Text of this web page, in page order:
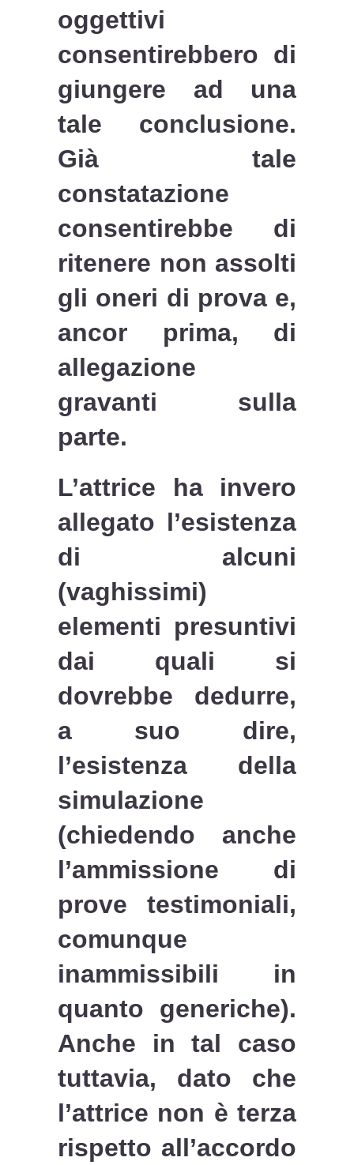
oggettivi
consentirebbero di
giungere ad una
tale conclusione.
Già tale
constatazione
consentirebbe di
ritenere non assolti
gli oneri di prova e,
ancor prima, di
allegazione
gravanti sulla
parte.
L’attrice ha invero
allegato l’esistenza
di alcuni
(vaghissimi)
elementi presuntivi
dai quali si
dovrebbe dedurre,
a suo dire,
l’esistenza della
simulazione
(chiedendo anche
l’ammissione di
prove testimoniali,
comunque
inammissibili in
quanto generiche).
Anche in tal caso
tuttavia, dato che
l’attrice non è terza
rispetto all’accordo